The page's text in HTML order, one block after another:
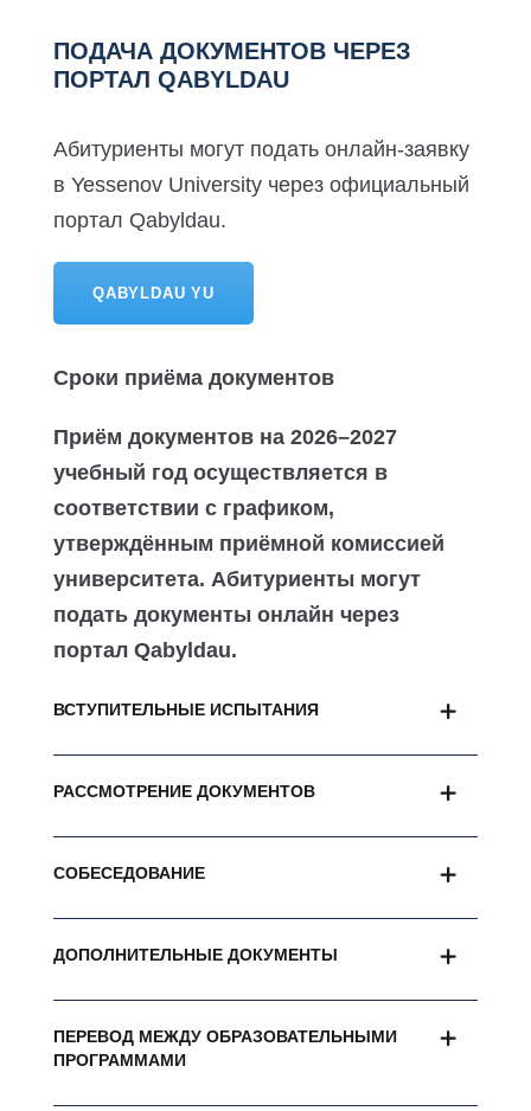
ПОДАЧА ДОКУМЕНТОВ ЧЕРЕЗ
ПОРТАЛ QABYLDAU
Абитуриенты могут подать онлайн-заявку
в Yessenov University через официальный
портал Qabyldau.
QABYLDAU YU
Сроки приёма документов
Приём документов на 2026–2027
учебный год осуществляется в
соответствии с графиком,
утверждённым приёмной комиссией
университета. Абитуриенты могут
подать документы онлайн через
портал Qabyldau.
ВСТУПИТЕЛЬНЫЕ ИСПЫТАНИЯ
РАССМОТРЕНИЕ ДОКУМЕНТОВ
СОБЕСЕДОВАНИЕ
ДОПОЛНИТЕЛЬНЫЕ ДОКУМЕНТЫ
ПЕРЕВОД МЕЖДУ ОБРАЗОВАТЕЛЬНЫМИ
ПРОГРАММАМИ